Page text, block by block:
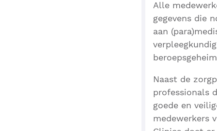
Alle
gegevens die
aan
Naast de
professionals
goede en
medewerkers